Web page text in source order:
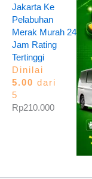
Jakarta Ke
Pelabuhan
Merak Murah 24
Jam Rating
Tertinggi
Dinilai
5.00 dari
5
Rp210.000